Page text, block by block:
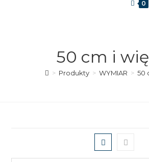
0
50 cm i
> Produkty > WYMIAR > 50